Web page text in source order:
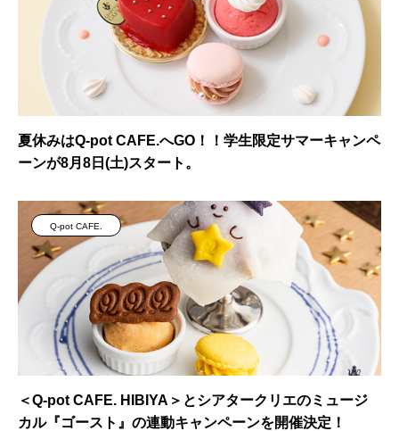
夏休みはQ-pot CAFE.へGO！！学生限定サマーキャンペ
ーンが8月8日(土)スタート。
Q-pot CAFE.
＜Q-pot CAFE. HIBIYA＞とシアタークリエのミュージ
カル『ゴースト』の連動キャンペーンを開催決定！